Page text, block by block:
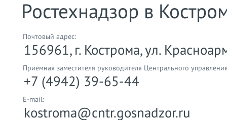
Ростехнадзор в
Почтовый адрес:
156961, г. Кострома, ул.
Приемная заместителя руководителя Центрального
+7 (4942) 39-65-44
E-mail:
kostroma@cntr.gosnadzor.ru